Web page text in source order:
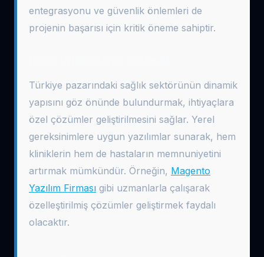
entegrasyonu ve güvenlik önlemleri de
projenin başarısı için kritik öneme sahiptir.
Türkiye pazarındaki sağlık sektörünün dinamik
yapısını göz önünde bulundurmak, ihtiyaçlara
özel çözümler geliştirilmesini sağlar. Yerel
gereksinimlere uygun yazılımlar sunarak, hem
kliniklerin hem de hastaların memnuniyetini
artırmak mümkündür. Örneğin, Magento
Yazılım Firması gibi uzmanlarla çalışarak
özelleştirilmiş çözümler geliştirmek faydalı
olacaktır.